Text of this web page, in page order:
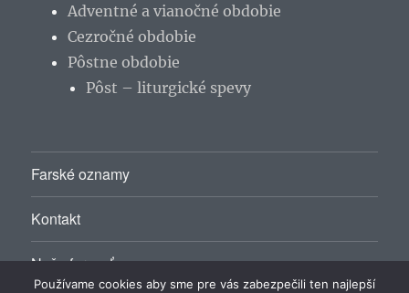
Adventné a vianočné obdobie
Cezročné obdobie
Pôstne obdobie
Pôst – liturgické spevy
Farské oznamy
Kontakt
Naša farnosť
Používame cookies aby sme pre vás zabezpečili ten najlepší